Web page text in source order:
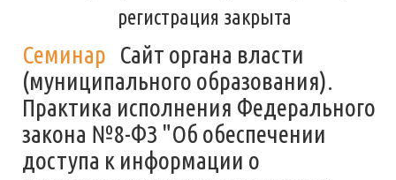
регистрация закрыта
Семинар Сайт органа власти
(муниципального образования).
Практика исполнения Федерального
закона №8-ФЗ "Об обеспечении
доступа к информации о